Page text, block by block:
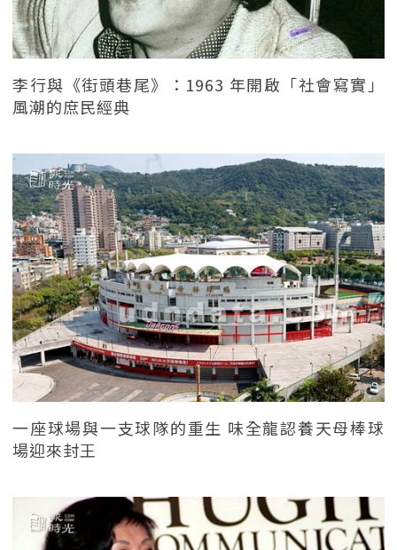
李行與《街頭巷尾》：1963 年開啟「社會寫實」
風潮的庶民經典
一座球場與一支球隊的重生 味全龍認養天母棒球
場迎來封王